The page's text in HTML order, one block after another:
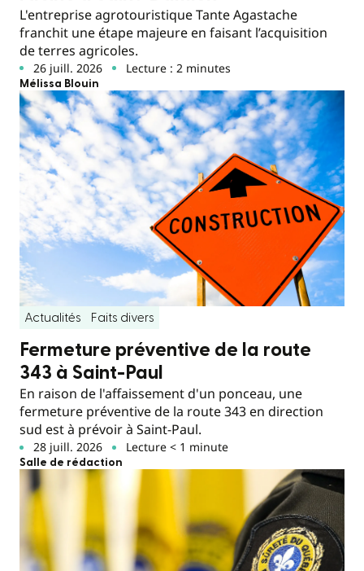
L'entreprise agrotouristique Tante Agastache
franchit une étape majeure en faisant l’acquisition
de terres agricoles.
26 juill. 2026 Lecture : 2 minutes
Mélissa Blouin
Actualités Faits divers
Fermeture préventive de la route
343 à Saint-Paul
En raison de l'affaissement d'un ponceau, une
fermeture préventive de la route 343 en direction
sud est à prévoir à Saint-Paul.
28 juill. 2026 Lecture < 1 minute
Salle de rédaction